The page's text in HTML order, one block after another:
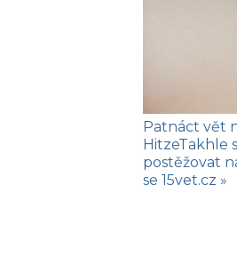
Patnáct vět
HitzeTakhle
postěžovat
se 15vet.cz »